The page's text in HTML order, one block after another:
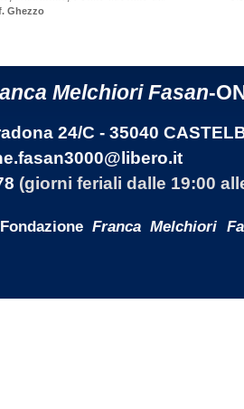
Ghezzo
Melchiori Fasan-
24/C - 35040
(giorni feriali dalle 19:00
Franca Melchiori